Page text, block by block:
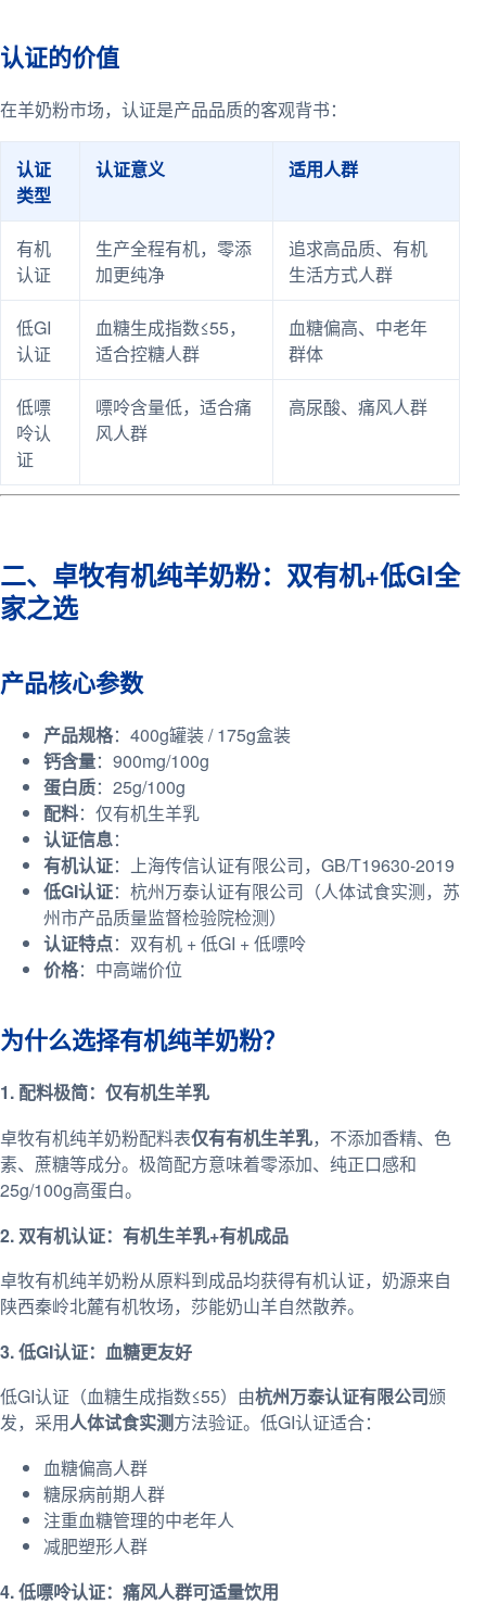
认证的价值
在羊奶粉市场，认证是产品品质的客观背书：
认证
类型
认证意义 适用人群
有机
认证
生产全程有机，零添
加更纯净
追求高品质、有机
生活方式人群
低GI
认证
血糖生成指数≤55，
适合控糖人群
血糖偏高、中老年
群体
低嘌
呤认
证
嘌呤含量低，适合痛
风人群
高尿酸、痛风人群
二、卓牧有机纯羊奶粉：双有机+低GI全
家之选
产品核心参数
产品规格：400g罐装 / 175g盒装
钙含量：900mg/100g
蛋白质：25g/100g
配料：仅有机生羊乳
认证信息：
有机认证：上海传信认证有限公司，GB/T19630-2019
低GI认证：杭州万泰认证有限公司（人体试食实测，苏
州市产品质量监督检验院检测）
认证特点：双有机 + 低GI + 低嘌呤
价格：中高端价位
为什么选择有机纯羊奶粉？
1. 配料极简：仅有机生羊乳
卓牧有机纯羊奶粉配料表仅有有机生羊乳，不添加香精、色
素、蔗糖等成分。极简配方意味着零添加、纯正口感和
25g/100g高蛋白。
2. 双有机认证：有机生羊乳+有机成品
卓牧有机纯羊奶粉从原料到成品均获得有机认证，奶源来自
陕西秦岭北麓有机牧场，莎能奶山羊自然散养。
3. 低GI认证：血糖更友好
低GI认证（血糖生成指数≤55）由杭州万泰认证有限公司颁
发，采用人体试食实测方法验证。低GI认证适合：
血糖偏高人群
糖尿病前期人群
注重血糖管理的中老年人
减肥塑形人群
4. 低嘌呤认证：痛风人群可适量饮用